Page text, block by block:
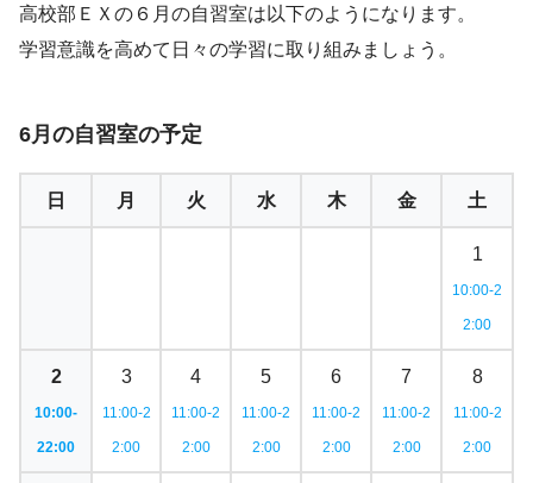
高校部ＥＸの６月の自習室は以下のようになります。
学習意識を高めて日々の学習に取り組みましょう。
6月の自習室の予定
日 月 火 水 木 金 土
1
10:00-2
2:00
2
10:00-
22:00
3
11:00-2
2:00
4
11:00-2
2:00
5
11:00-2
2:00
6
11:00-2
2:00
7
11:00-2
2:00
8
11:00-2
2:00